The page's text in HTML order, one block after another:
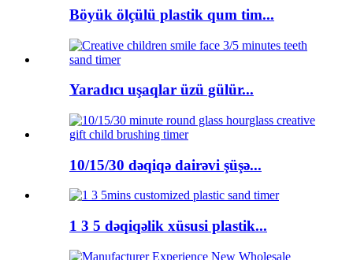
Böyük ölçülü plastik qum tim...
Yaradıcı uşaqlar üzü gülür...
10/15/30 dəqiqə dairəvi şüşə...
1 3 5 dəqiqəlik xüsusi plastik...